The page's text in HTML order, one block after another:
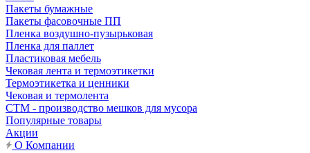
Пакеты бумажные
Пакеты фасовочные ПП
Пленка воздушно-пузырьковая
Пленка для паллет
Пластиковая мебель
Чековая лента и термоэтикетки
Термоэтикетка и ценники
Чековая и термолента
СТМ - производство мешков для мусора
Популярные товары
Акции
О Компании